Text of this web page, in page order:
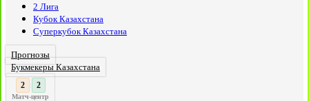
2 Лига
Кубок Казахстана
Суперкубок Казахстана
Прогнозы
Букмекеры Казахстана
3 : 3
Матч-центр